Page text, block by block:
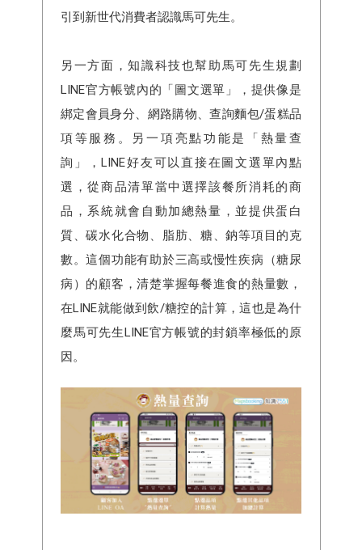
引到新世代消費者認識馬可先生。
另一方面，知識科技也幫助馬可先生規劃
LINE官方帳號內的「圖文選單」，提供像是
綁定會員身分、網路購物、查詢麵包/蛋糕品
項等服務。另一項亮點功能是「熱量查
詢」，LINE好友可以直接在圖文選單內點
選，從商品清單當中選擇該餐所消耗的商
品，系統就會自動加總熱量，並提供蛋白
質、碳水化合物、脂肪、糖、鈉等項目的克
數。這個功能有助於三高或慢性疾病（糖尿
病）的顧客，清楚掌握每餐進食的熱量數，
在LINE就能做到飲/糖控的計算，這也是為什
麼馬可先生LINE官方帳號的封鎖率極低的原
因。